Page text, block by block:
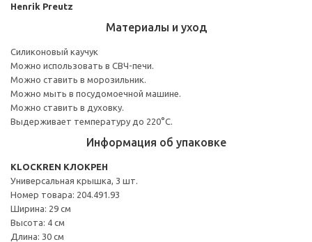
Henrik Preutz
Материалы и уход
Силиконовый каучук
Можно использовать в СВЧ-печи.
Можно ставить в морозильник.
Можно мыть в посудомоечной машине.
Можно ставить в духовку.
Выдерживает температуру до 220°C.
Информация об упаковке
KLOCKREN КЛОКРЕН
Универсальная крышка, 3 шт.
Номер товара: 204.491.93
Ширина: 29 см
Высота: 4 см
Длина: 30 см